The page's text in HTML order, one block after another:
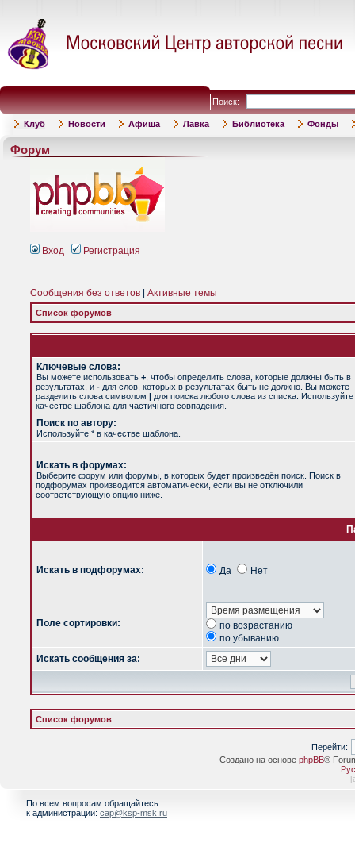
Поиск:
Клуб Новости Афиша Лавка Библиотека Фонды
Форум
Вход Регистрация
Сообщения без ответов Активные темы
Список форумов
Ключевые слова:
Вы можете использовать + , чтобы определить слова, которые должны быть в
результатах, и - для слов, которых в результатах быть не должно. Вы можете
разделить слова символом | для поиска любого слова из списка. Используйте
качестве шаблона для частичного совпадения.
Поиск по автору:
Используйте * в качестве шаблона.
Искать в форумах:
Выберите форум или форумы, в которых будет произведён поиск. Поиск в
подфорумах производится автоматически, если вы не отключили
соответствующую опцию ниже.
Искать в подфорумах: Да Нет
Поле сортировки:
по возрастанию
по убыванию
Искать сообщения за:
Список форумов
Перейти:
Создано на основе phpBB®
[
По всем вопросам обращайтесь
к администрации: cap@ksp-msk.ru